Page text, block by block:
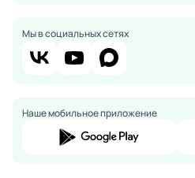
Мы в социальных сетях
Наше мобильное приложение